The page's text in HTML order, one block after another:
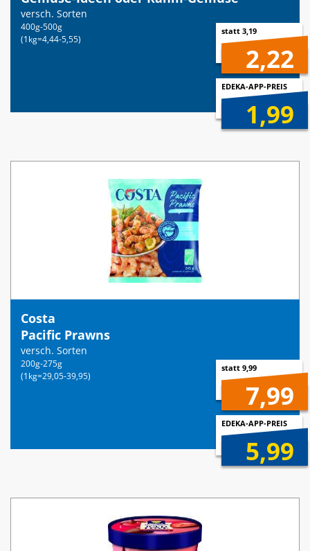
versch. Sorten
400g-500g
(1kg=4,44-5,55)
statt 3,19
2,22
EDEKA-APP-PREIS
1,99
Costa
Pacific Prawns
versch. Sorten
200g-275g
(1kg=29,05-39,95)
statt 9,99
7,99
EDEKA-APP-PREIS
5,99